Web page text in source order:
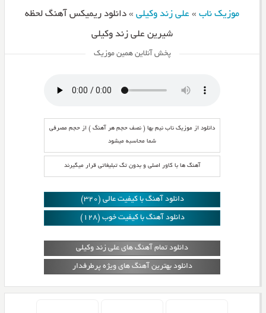
موزیک ناب» علی زند وکیلی» دانلود ریمیکس آهنگ لحظه
شیرین علی زند وکیلی
پخش آنلاین همین موزیک
دانلود از موزیک ناب نیم بها ( نصف حجم هر آهنگ ) از حجم مصرفی
شما محاسبه میشود
آهنگ ها با کاور اصلی و بدون تگ تبلیغاتی قرار میگیرند
دانلود آهنگ با کیفیت عالی (320)
دانلود آهنگ با کیفیت خوب (128)
دانلود تمام آهنگ های علی زند وکیلی
دانلود بهترین آهنگ های ویژه پرطرفدار